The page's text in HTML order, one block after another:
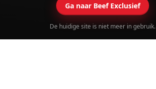
Ga naar Beef Exclusief
De huidige site is niet meer in gebruik.